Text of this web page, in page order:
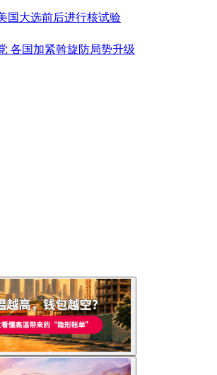
国大选前后进行核试验
各国加紧斡旋防局势升级